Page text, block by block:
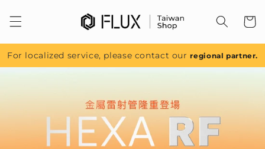
容
For localized service, please contact ourregional partner.